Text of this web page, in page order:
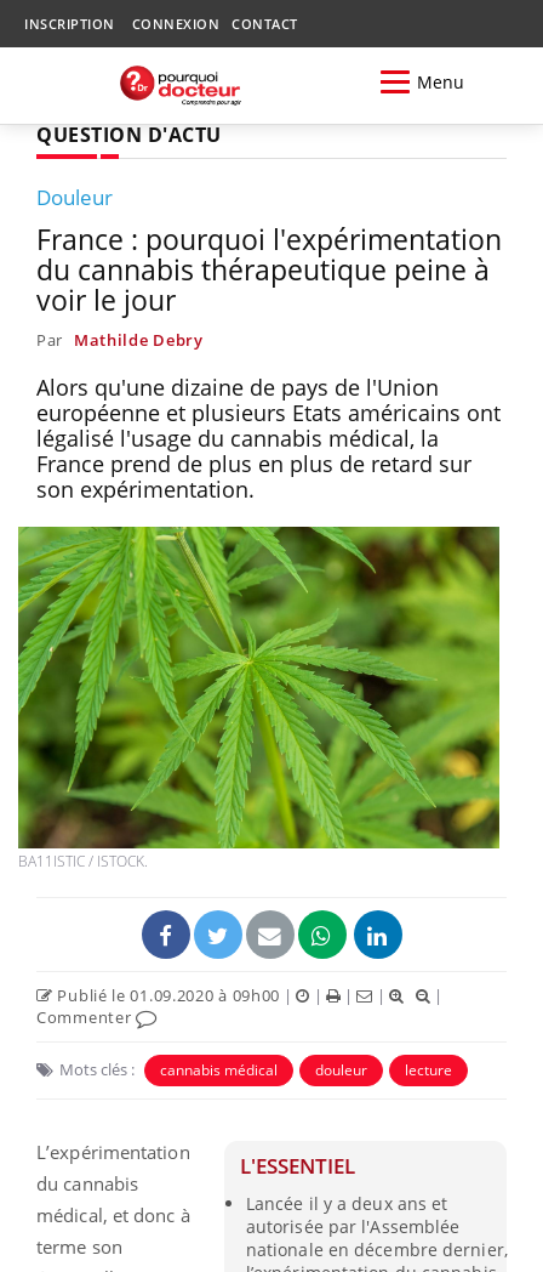
INSCRIPTION CONNEXION CONTACT
Menu
QUESTION D'ACTU
Douleur
France : pourquoi l'expérimentation
du cannabis thérapeutique peine à
voir le jour
Par Mathilde Debry
Alors qu'une dizaine de pays de l'Union
européenne et plusieurs Etats américains ont
légalisé l'usage du cannabis médical, la
France prend de plus en plus de retard sur
son expérimentation.
BA11ISTIC / ISTOCK.
Publié le 01.09.2020 à 09h00 | | | |
|
Commenter
Mots clés : cannabis médical douleur lecture
L'ESSENTIEL
Lancée il y a deux ans et
autorisée par l'Assemblée
nationale en décembre dernier,
L’expérimentation
du cannabis
médical, et donc à
terme son